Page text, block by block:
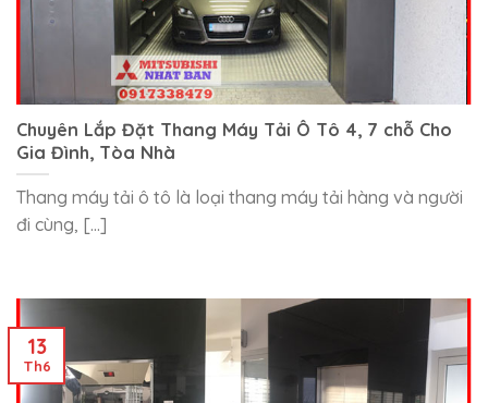
Chuyên Lắp Đặt Thang Máy Tải Ô Tô 4, 7 chỗ Cho
Gia Đình, Tòa Nhà
Thang máy tải ô tô là loại thang máy tải hàng và người
đi cùng, [...]
13
Th6